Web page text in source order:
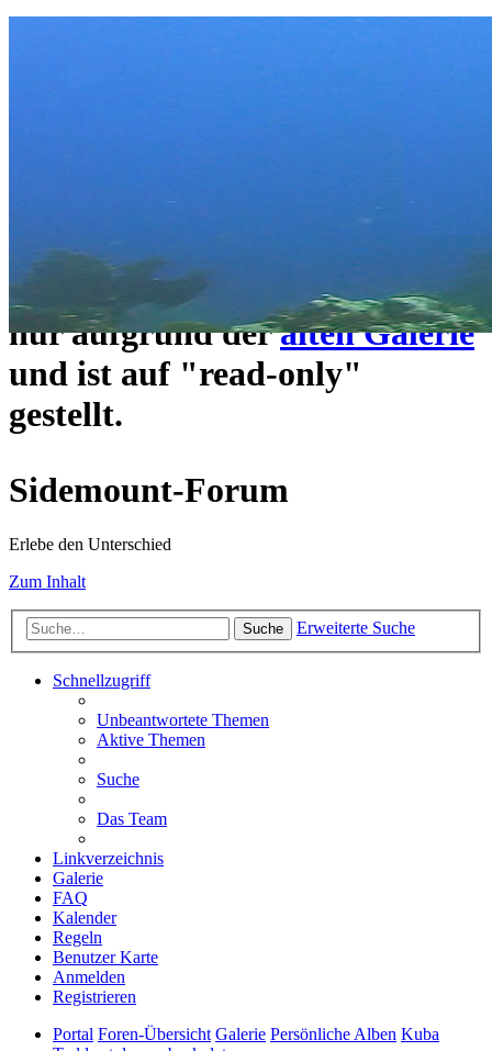
Das alte Forum hier existiert
nur aufgrund deralten Galerie
und ist auf "read-only"
gestellt.
Sidemount-Forum
Erlebe den Unterschied
Zum Inhalt
Suche Erweiterte Suche
Schnellzugriff
Unbeantwortete Themen
Aktive Themen
Suche
Das Team
Linkverzeichnis
Galerie
FAQ
Kalender
Regeln
Benutzer Karte
Anmelden
Registrieren
Portal Foren-Übersicht Galerie Persönliche Alben Kuba